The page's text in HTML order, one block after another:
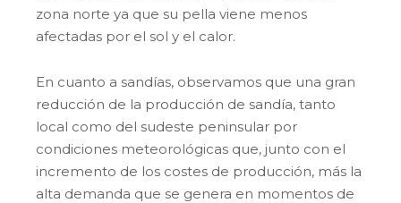
zona norte ya que su pella viene menos
afectadas por el sol y el calor.
En cuanto a sandías, observamos que una gran
reducción de la producción de sandía, tanto
local como del sudeste peninsular por
condiciones meteorológicas que, junto con el
incremento de los costes de producción, más la
alta demanda que se genera en momentos de